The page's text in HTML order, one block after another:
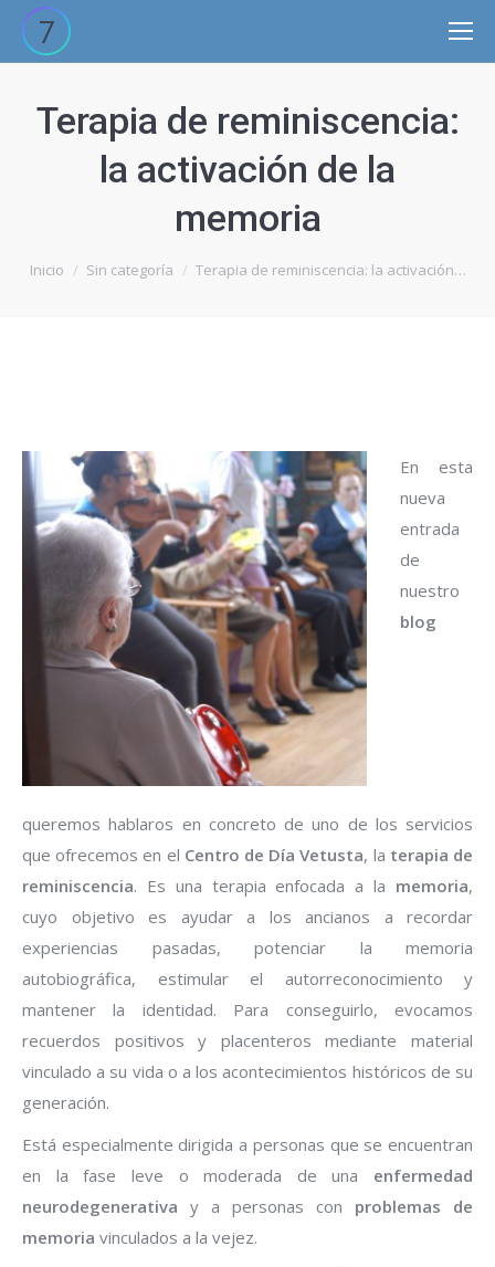
Site
search:
Terapia de reminiscencia:
la activación de la
memoria
Estás aquí:
Inicio Sin categoría Terapia de reminiscencia: la activación…
En esta
nueva
entrada
de
nuestro
blog
queremos hablaros en concreto de uno de los servicios
que ofrecemos en el Centro de Día Vetusta, la terapia de
reminiscencia. Es una terapia enfocada a la memoria,
cuyo objetivo es ayudar a los ancianos a recordar
experiencias pasadas, potenciar la memoria
autobiográfica, estimular el autorreconocimiento y
mantener la identidad. Para conseguirlo, evocamos
recuerdos positivos y placenteros mediante material
vinculado a su vida o a los acontecimientos históricos de su
generación.
Está especialmente dirigida a personas que se encuentran
en la fase leve o moderada de una enfermedad
neurodegenerativa y a personas con problemas de
memoria vinculados a la vejez.